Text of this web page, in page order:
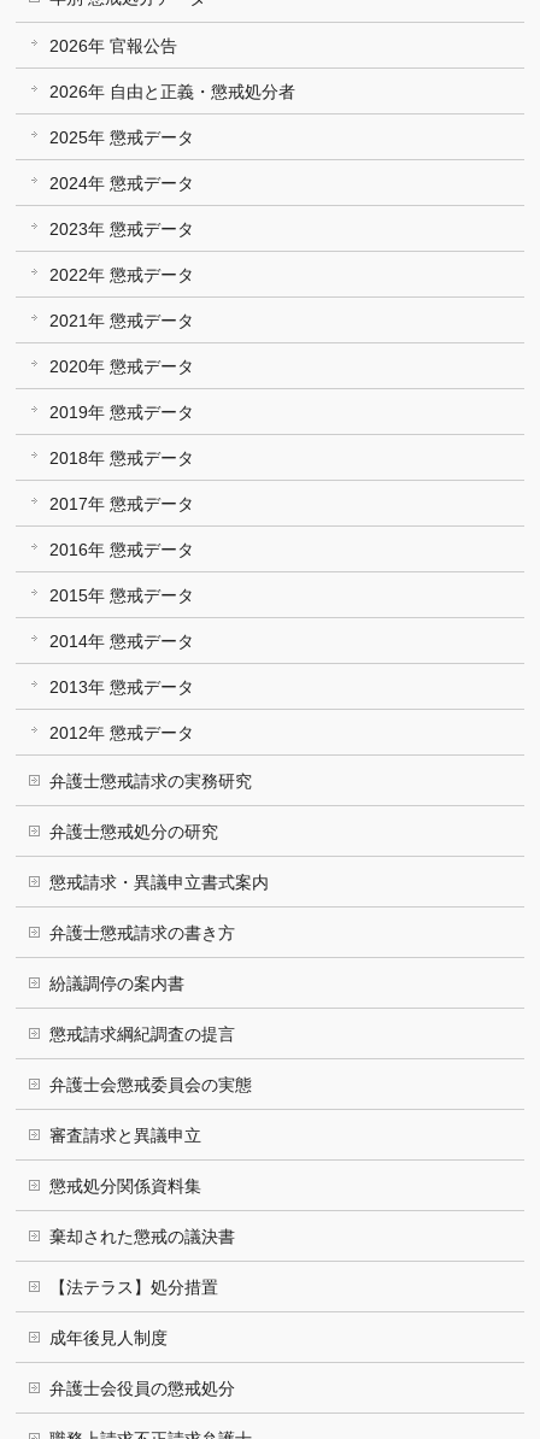
2026年 官報公告
2026年 自由と正義・懲戒処分者
2025年 懲戒データ
2024年 懲戒データ
2023年 懲戒データ
2022年 懲戒データ
2021年 懲戒データ
2020年 懲戒データ
2019年 懲戒データ
2018年 懲戒データ
2017年 懲戒データ
2016年 懲戒データ
2015年 懲戒データ
2014年 懲戒データ
2013年 懲戒データ
2012年 懲戒データ
弁護士懲戒請求の実務研究
弁護士懲戒処分の研究
懲戒請求・異議申立書式案内
弁護士懲戒請求の書き方
紛議調停の案内書
懲戒請求綱紀調査の提言
弁護士会懲戒委員会の実態
審査請求と異議申立
懲戒処分関係資料集
棄却された懲戒の議決書
【法テラス】処分措置
成年後見人制度
弁護士会役員の懲戒処分